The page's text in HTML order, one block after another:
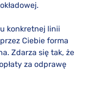
konkretnej linii
Ciebie forma
Zdarza się tak, że
za odprawę